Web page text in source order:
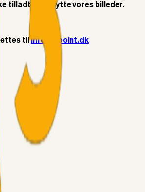
tilladt at benytte vores billeder.
tilinfo@3point.dk